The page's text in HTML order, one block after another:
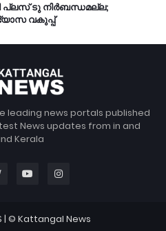
പ്ലസ് ടു നിർബന്ധമല്ല;
വകുപ്പ്
leading news portals published
News updates from in and
Kerala
| © Kattangal News